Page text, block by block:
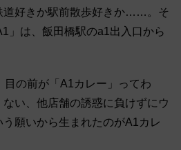
道好きか駅前散歩好きか……。そ
」は、飯田橋駅のa1出入口から
目の前が「A1カレー」ってわ
い、他店舗の誘惑に負けずにウ
願いから生まれたのがA1カレ